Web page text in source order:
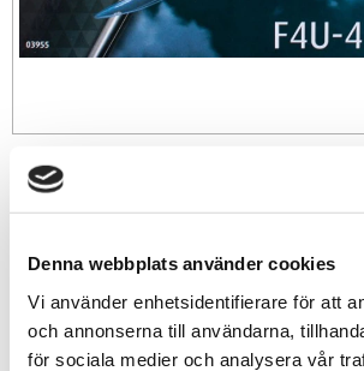
Denna webbplats använder cookies
Vi använder enhetsidentifierare för att
och annonserna till användarna,
för sociala medier och analysera vår
119sek
+
-
Lägg till i